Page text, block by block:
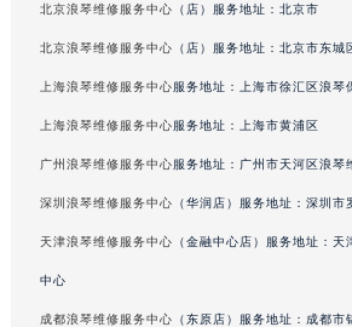
北京浪琴维修服务中心 （店）服务地址：北京市
北京浪琴维修服务中心 （店）服务地址：北京市东
上海浪琴维修服务中心服务地址：上海市徐汇区浪琴
上海浪琴维修服务中心服务地址：上海市黄浦区
广州浪琴维修服务中心服务地址：广州市天河区浪琴
深圳浪琴维修服务中心 （华润店）服务地址：深圳
天津浪琴维修服务中心 （金融中心店）服务地址：
中心
成都浪琴维修服务中心 （东原店）服务地址：成都